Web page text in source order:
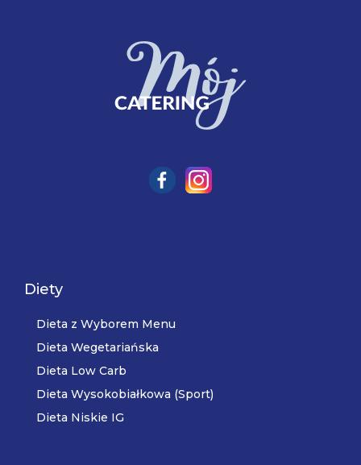
Diety
Dieta z Wyborem Menu
Dieta Wegetariańska
Dieta Low Carb
Dieta Wysokobiałkowa (Sport)
Dieta Niskie IG